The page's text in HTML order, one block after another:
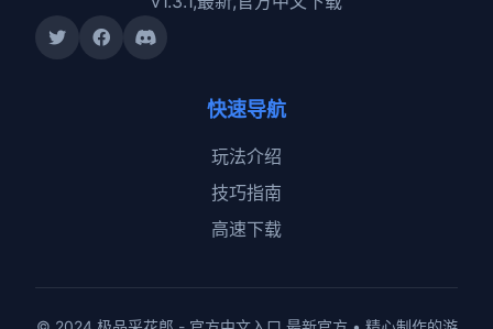
快速导航
玩法介绍
技巧指南
高速下载